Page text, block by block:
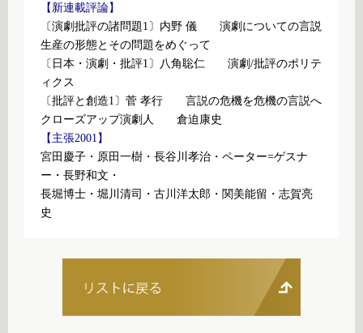
【新連載評論】
〔演劇批評の諸問題1〕内野 儀 演劇についての言説
生産の形態とその問題をめぐって
〔日本・演劇・批評1〕八角聡仁 演劇/批評のポリテ
ィクス
〔批評と創造1〕菅 孝行 言説の危機を危機の言説へ
クローズアップ演劇人 倉迫康史
【主張2001】
宮田慶子・原田一樹・長谷川孝治・ペーター=ゲスナ
ー・長野和文・
長堀博士・堀川清司・古川洋太郎・関美能留・志賀亮
史